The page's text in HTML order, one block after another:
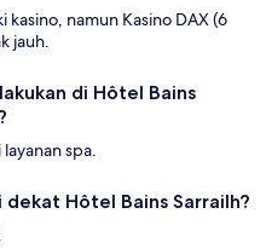
namun Kasino DAX (6
jauh.
di Hôtel Bains
spa.
Hôtel Bains Sarrailh?